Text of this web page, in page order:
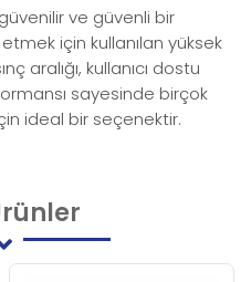
ve güvenli bir
için kullanılan yüksek
aralığı, kullanıcı dostu
sayesinde birçok
ideal bir seçenektir.